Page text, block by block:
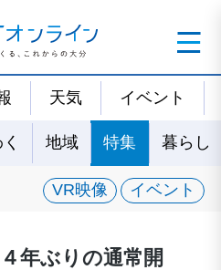
天気 イベント
地域 特集 暮らし
VR映像 イベント
年ぶりの通常開